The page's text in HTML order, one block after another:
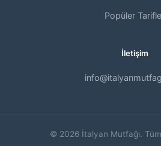
Popüler
İletişim
© 2026 İtalyan Mutfağı. Tüm